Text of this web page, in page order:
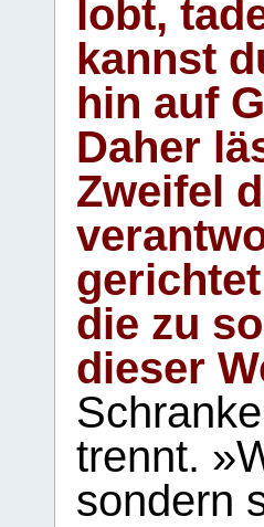
lobt,
kannst
hin auf
Daher
Zweifel
die zu
dieser
trennt.
sondern